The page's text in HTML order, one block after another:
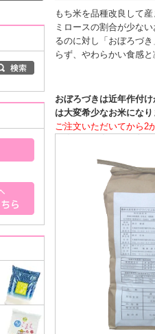
もち米を品種改良して
ミロースの割合が少な
るのに対し「おぼろづ
らず、やわらかい食感
おぼろづきは近年作付
は大変希少なお米にな
ご注文いただいてから2